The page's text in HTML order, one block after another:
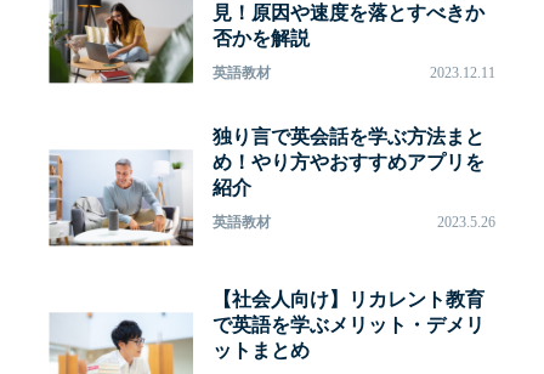
見！原因や速度を落とすべきか
否かを解説
英語教材 2023.12.11
独り言で英会話を学ぶ方法まと
め！やり方やおすすめアプリを
紹介
英語教材 2023.5.26
【社会人向け】リカレント教育
で英語を学ぶメリット・デメリ
ットまとめ